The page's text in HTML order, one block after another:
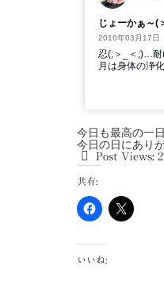
今日も最高の一
今日の日にあり
Post Views:
共有:
いいね: